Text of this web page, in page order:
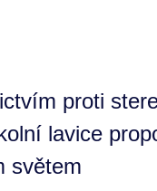
proti
lavice
světem